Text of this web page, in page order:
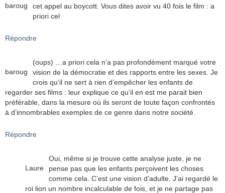
baroug
cet appel au boycott. Vous dites avoir vu 40 fois le film : a
priori cel
Répondre
baroug
(oups) …a priori cela n’a pas profondément marqué votre
vision de la démocratie et des rapports entre les sexes. Je
crois qu’il ne sert à rien d’empêcher les enfants de
regarder ses films : leur explique ce qu’il en est me parait bien
préférable, dans la mesure où ils seront de toute façon confrontés
à d’innombrables exemples de ce genre dans notre société.
Répondre
Laure
Oui, même si je trouve cette analyse juste, je ne
pense pas que les enfants perçoivent les choses
comme cela. C’est une vision d’adulte. J’ai regardé le
roi lion un nombre incalculable de fois, et je ne partage pas